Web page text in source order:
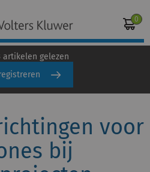
0
artikelen gelezen
voor
bij